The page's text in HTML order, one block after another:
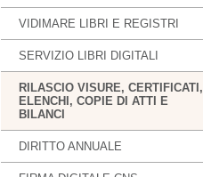
VIDIMARE LIBRI E REGISTRI
SERVIZIO LIBRI DIGITALI
RILASCIO VISURE, CERTIFICATI,
ELENCHI, COPIE DI ATTI E
BILANCI
DIRITTO ANNUALE